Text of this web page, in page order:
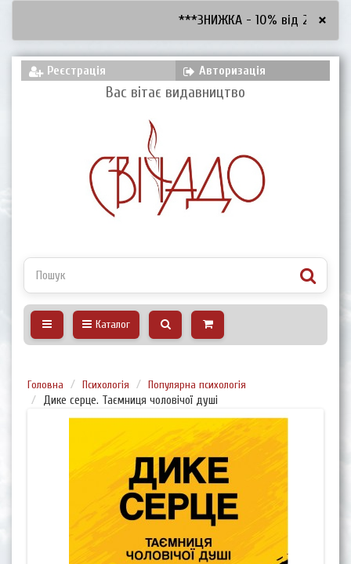
***ЗНИЖКА - 10% від 2600×
Реєстрація Авторизація
Вас вітає видавництво
Каталог
Головна Психологія
Популярна психологія
Дике серце. Таємниця чоловічої душі